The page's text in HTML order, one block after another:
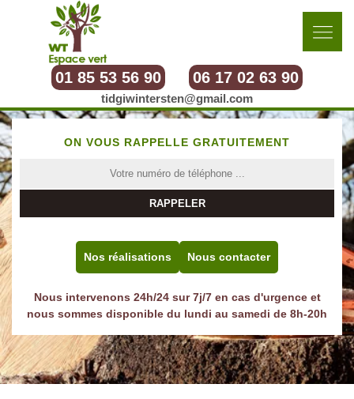
01 85 53 56 90 06 17 02 63 90
tidgiwintersten@gmail.com
ON VOUS RAPPELLE GRATUITEMENT
Nos réalisations Nous contacter
Nous intervenons 24h/24 sur 7j/7 en cas d'urgence et
nous sommes disponible du lundi au samedi de 8h-20h